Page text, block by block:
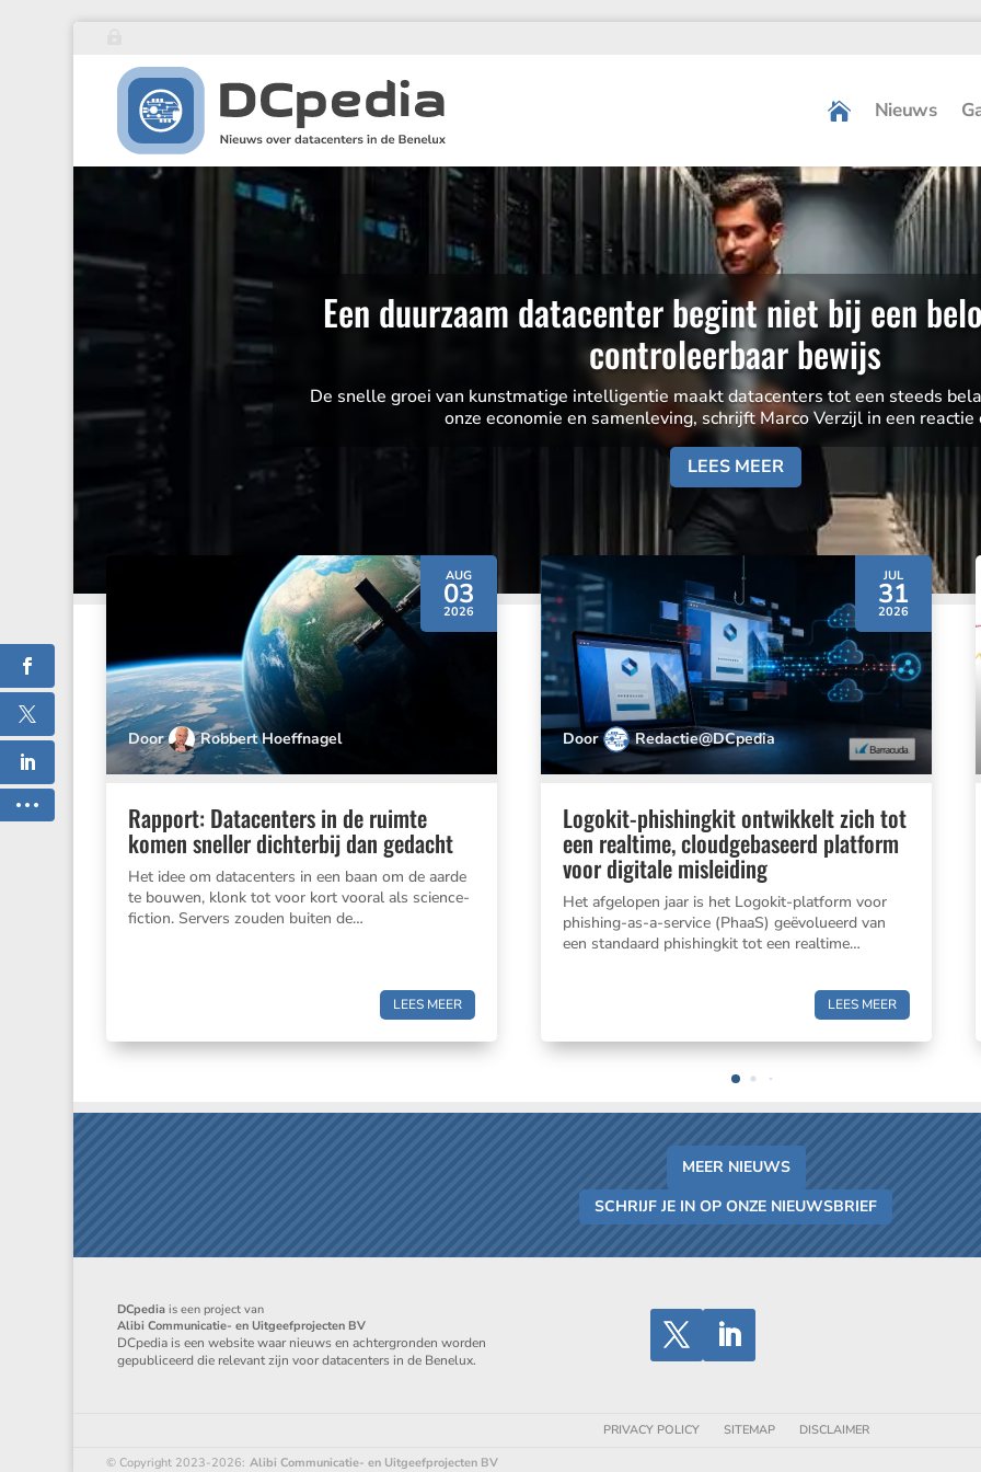
Nieuws
Een duurzaam datacenter begint niet bij een
controleerbaar bewijs
De snelle groei van kunst­ma­tige intel­li­gentie maakt datacen­ters tot een steeds
onze economie en samen­le­ving, schrijft Marco Verzijl in een
LEES MEER
Door Robbert Hoeffnagel
AUG
03
2026
Rapport: Datacenters in de ruimte
komen sneller dichterbij dan gedacht
Het idee om datacen­ters in een baan om de aarde
te bouwen, klonk tot voor kort vooral als scien­ce­
fic­tion. Servers zouden buiten de…
LEES MEER
Door Redactie@DCpedia
JUL
31
2026
Logokit-phishingkit ontwikkelt zich tot
een realtime, cloudgebaseerd platform
voor digitale misleiding
Het afgelopen jaar is het Logokit-platform voor
phishing-as-a-service (PhaaS) geëvo­lu­eerd van
een standaard phishingkit tot een realtime…
LEES MEER
MEER NIEUWS
SCHRIJF JE IN OP ONZE NIEUWSBRIEF
DCpedia is een project van
Alibi Communicatie- en Uitgeefprojecten BV
DCpedia is een website waar nieuws en achtergronden worden
gepubliceerd die relevant zijn voor datacenters in de Benelux.
PRIVACY POLICY SITEMAP
DISCLAIMER
© Copyright 2023-2026: Alibi Communicatie- en Uitgeefprojecten BV